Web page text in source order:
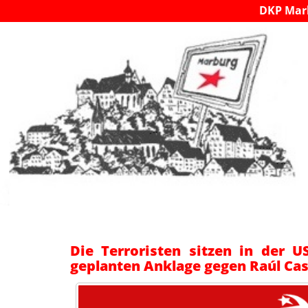
DKP
Die Terroristen sitzen in der
geplanten Anklage gegen Raúl